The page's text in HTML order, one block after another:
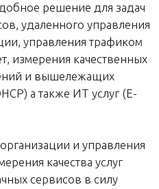
решение для задач
удаленного управления
управления трафиком
измерения качественных
и вышележащих
а также ИТ услуг (E-
и управления
качества услуг
сервисов в силу